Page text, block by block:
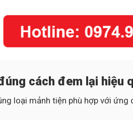
cách đem lại hiệu
loại mảnh tiện phù hợp với